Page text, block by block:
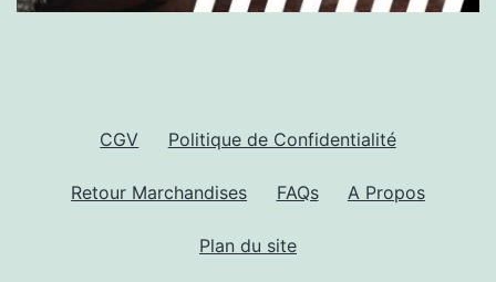
CGV Politique de Confidentialité
Retour Marchandises FAQs A Propos
Plan du site